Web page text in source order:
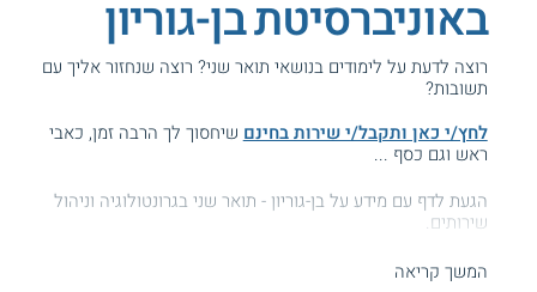
באוניברסיטת בן-גוריון
רוצה לדעת על לימודים בנושאי תואר שני? רוצה שנחזור אליך עם
תשובות?
לחץ/י כאן ותקבל/י שירות בחינם שיחסוך לך הרבה זמן, כאבי
ראש וגם כסף ...
הגעת לדף עם מידע על בן-גוריון - תואר שני בגרונטולוגיה וניהול
שירותים.
המידע באתר הועיל ל87% מהגולשים.המשך קריאה